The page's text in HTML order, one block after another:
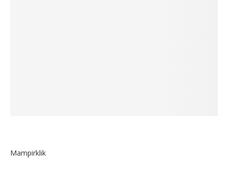
Mampirklik